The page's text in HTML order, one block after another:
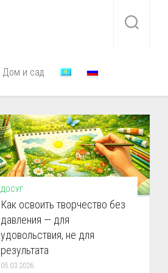
Дом и сад
ДОСУГ
Как освоить творчество без
давления — для
удовольствия, не для
результата
05.03.2026